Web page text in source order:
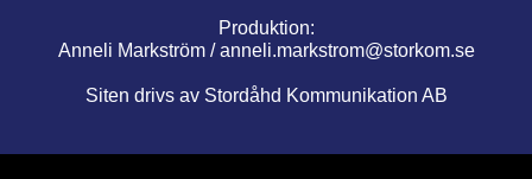
Produktion:
Anneli Markström /anneli.markstrom@storkom.se
Siten drivs av Stordåhd Kommunikation AB